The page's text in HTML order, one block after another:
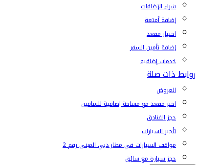
شراء الإضافات
إضافة أمتعة
اختيار مقعد
إضافة تأمين السفر
خدمات إضافية
روابط ذات صلة
العروض
اختر مقعد مع مساحة إضافية للساقين
حجز الفنادق
تأجير السيارات
مواقف السيارات في مطار دبي المبنى رقم 2
حجز سيارة مع سائق